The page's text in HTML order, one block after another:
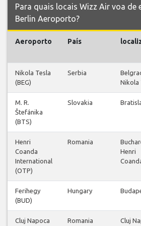
Para quais locais Wizz Air voa de
Berlin Aeroporto?
Aeroporto País
Nikola Tesla
(BEG)
Serbia
Nikola
M. R.
Štefánika
(BTS)
Slovakia
Henri
Coanda
International
(OTP)
Romania
Henri
Ferihegy
(BUD)
Hungary
Cluj Napoca
Romania Cluj